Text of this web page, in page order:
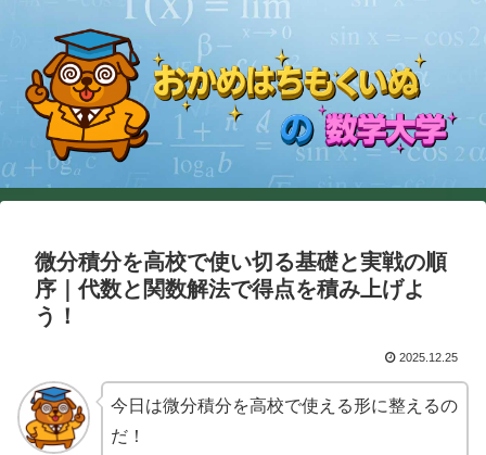
微分積分を高校で使い切る基礎と実戦の順
序｜代数と関数解法で得点を積み上げよ
う！
2025.12.25
今日は微分積分を高校で使える形に整えるの
だ！